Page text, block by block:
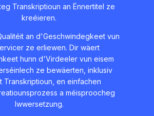
Transkriptioun an Ënnertitel ze
kreéieren.
an d'Geschwindegkeet vun
ze erliewen. Dir wäert
hunn d'Virdeeler vun eisem
ze bewäerten, inklusiv
Transkriptioun, en einfachen
a méisproocheg
Iwwersetzung.